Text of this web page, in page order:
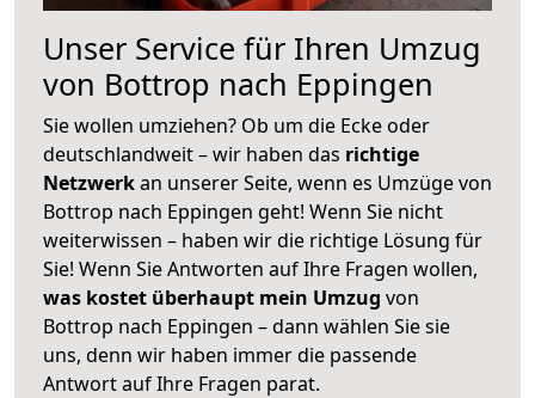
Unser Service für Ihren Umzug
von Bottrop nach Eppingen
Sie wollen umziehen? Ob um die Ecke oder
deutschlandweit – wir haben das richtige
Netzwerkan unserer Seite, wenn es Umzüge von
Bottrop nach Eppingen geht! Wenn Sie nicht
weiterwissen – haben wir die richtige Lösung für
Sie! Wenn Sie Antworten auf Ihre Fragen wollen,
was kostet überhaupt mein Umzug von
Bottrop nach Eppingen – dann wählen Sie sie
uns, denn wir haben immer die passende
Antwort auf Ihre Fragen parat.